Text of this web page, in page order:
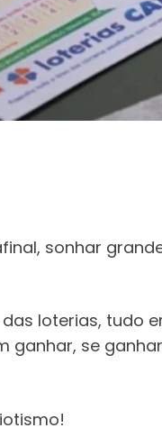
sonhar
loterias, tudo
ganhar, se